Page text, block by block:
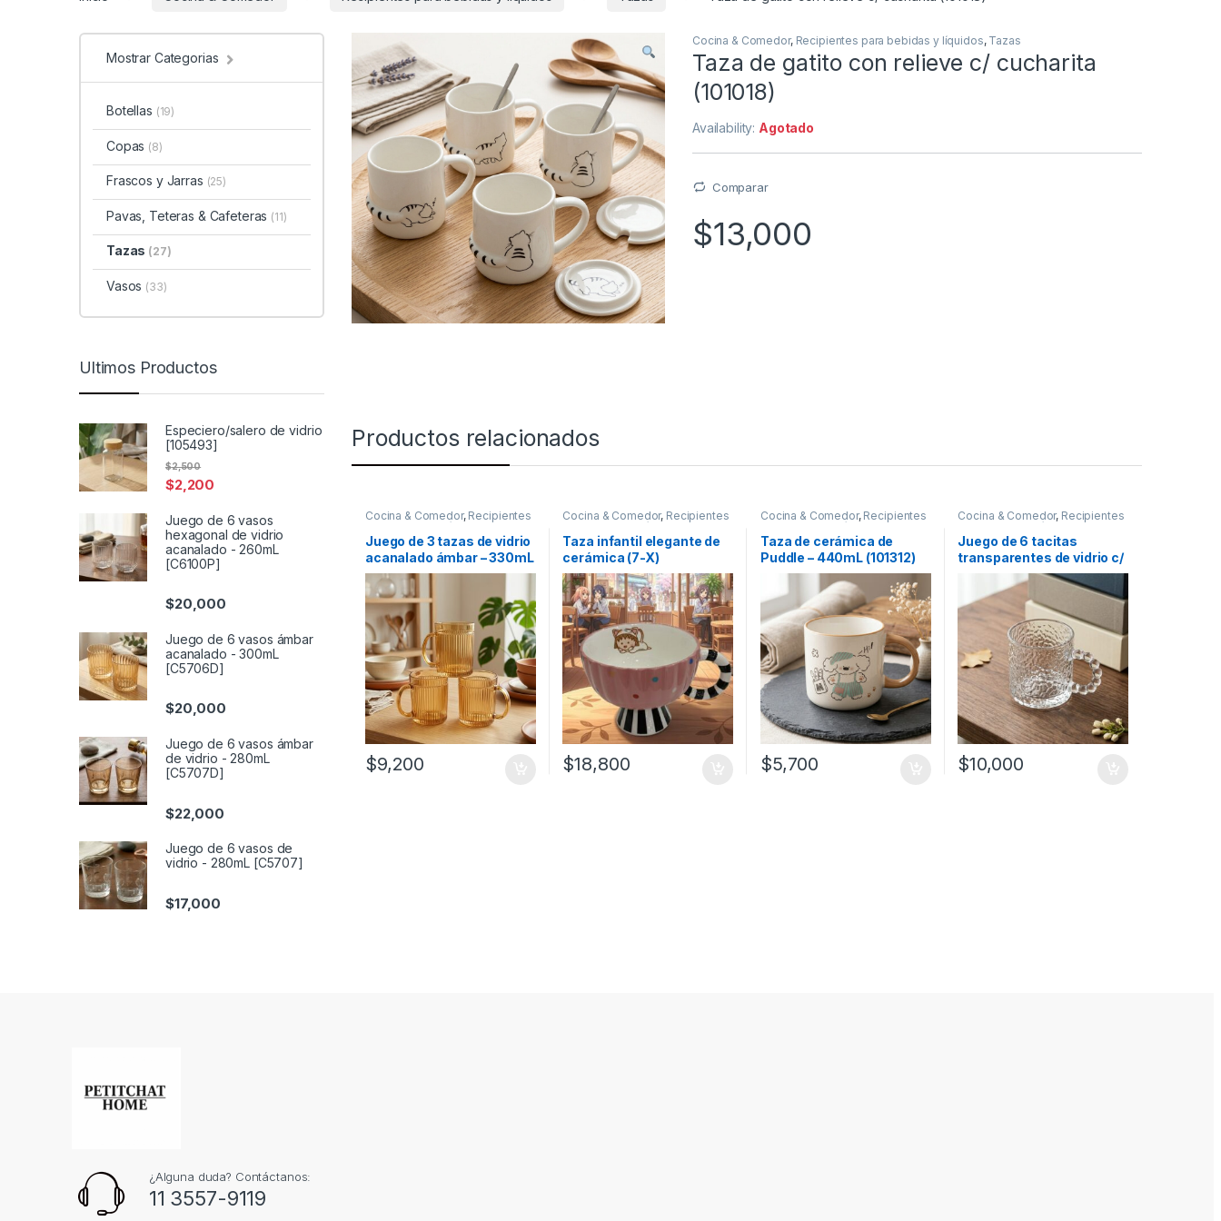
Cocina & Comedor, Recipientes para bebidas y líquidos, Tazas
Taza de gatito con relieve c/ cucharita
(101018)
Availability: Agotado
Comparar
$13,000
Productos relacionados
Cocina & Comedor, Recipientes
para bebidas y líquidos
,Tazas
Juego de 3 tazas de vidrio
acanalado ámbar – 330mL
(57072)
$9,200
Cocina & Comedor, Recipientes
para bebidas y líquidos
,
Taza infantil elegante de
cerámica (7-X)
$18,800
Cocina & Comedor, Recipientes
para bebidas y líquidos
,Tazas
Taza de cerámica de
Puddle – 440mL (101312)
$5,700
Cocina & Comedor, Recipientes
para bebidas y líquidos
,
Juego de 6 tacitas
transparentes de vidrio c/
manilla perlada (4966816)
$10,000
Mostrar Categorias
Botellas (19)
Copas (8)
Frascos y Jarras (25)
Pavas, Teteras & Cafeteras (11)
Tazas (27)
Vasos (33)
Ultimos Productos
Especiero/salero de vidrio
[105493]
$2,200
$2,500
Juego de 6 vasos
hexagonal de vidrio
acanalado - 260mL
[C6100P]
$20,000
Juego de 6 vasos ámbar
acanalado - 300mL
[C5706D]
$20,000
Juego de 6 vasos ámbar
de vidrio - 280mL
[C5707D]
$22,000
Juego de 6 vasos de
vidrio - 280mL [C5707]
$17,000
¿Alguna duda? Contáctanos:
11 3557-9119